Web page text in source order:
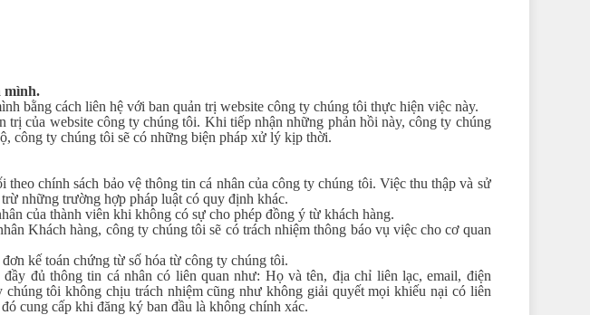
mình.
bằng cách liên hệ với ban quản trị website công ty chúng tôi thực hiện việc này.
của website công ty chúng tôi. Khi tiếp nhận những phản hồi này, công ty chúng
công ty chúng tôi sẽ có những biện pháp xử lý kịp thời.
chính sách bảo vệ thông tin cá nhân của công ty chúng tôi. Việc thu thập và sử
những trường hợp pháp luật có quy định khác.
của thành viên khi không có sự cho phép đồng ý từ khách hàng.
Khách hàng, công ty chúng tôi sẽ có trách nhiệm thông báo vụ việc cho cơ quan
kế toán chứng từ số hóa từ công ty chúng tôi.
đủ thông tin cá nhân có liên quan như: Họ và tên, địa chỉ liên lạc, email, điện
tôi không chịu trách nhiệm cũng như không giải quyết mọi khiếu nại có liên
cung cấp khi đăng ký ban đầu là không chính xác.